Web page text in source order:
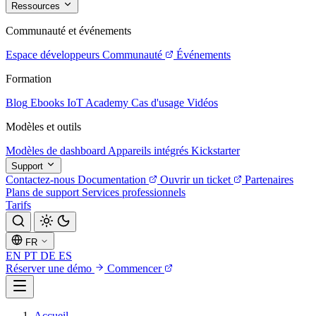
Ressources
Communauté et événements
Espace développeurs Communauté
Événements
Formation
Blog Ebooks IoT Academy Cas d'usage Vidéos
Modèles et outils
Modèles de dashboard Appareils intégrés Kickstarter
Support
Contactez-nous Documentation Ouvrir un ticket
Partenaires
Plans de support Services professionnels
Tarifs
FR
EN PT DE ES
Réserver une démo
Commencer